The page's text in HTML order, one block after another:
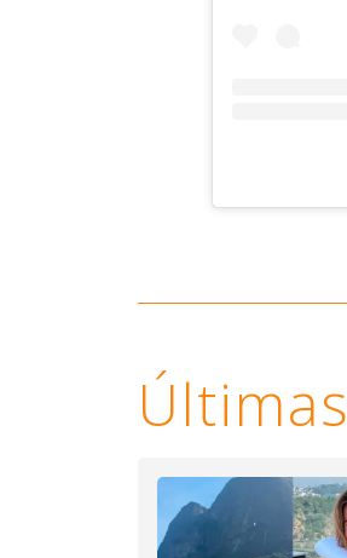
Últimas